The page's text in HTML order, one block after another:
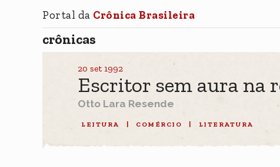
Portal da Crônica Brasileira
crônicas
20 set 1992
Escritor sem aura na
Otto Lara Resende
LEITURA COMÉRCIO LITERATURA